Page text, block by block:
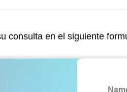
consulta en el siguiente